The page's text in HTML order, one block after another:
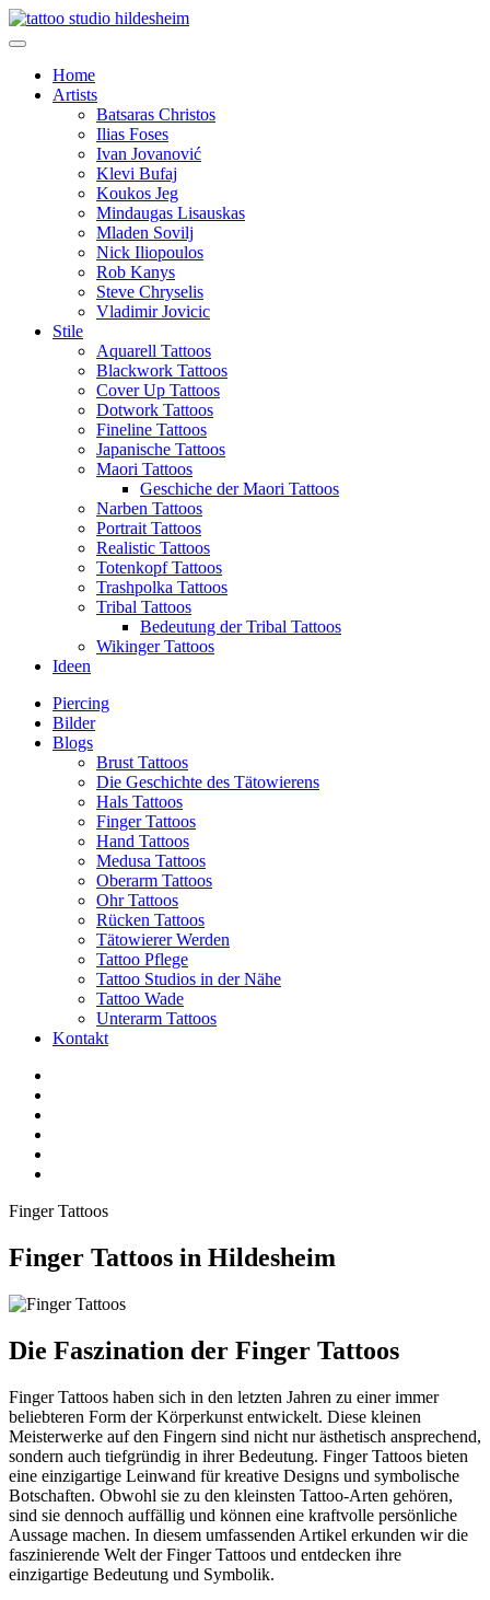
Home
Artists
Batsaras Christos
Ilias Foses
Ivan Jovanović
Klevi Bufaj
Koukos Jeg
Mindaugas Lisauskas
Mladen Sovilj
Nick Iliopoulos
Rob Kanys
Steve Chryselis
Vladimir Jovicic
Stile
Aquarell Tattoos
Blackwork Tattoos
Cover Up Tattoos
Dotwork Tattoos
Fineline Tattoos
Japanische Tattoos
Maori Tattoos
Geschiche der Maori Tattoos
Narben Tattoos
Portrait Tattoos
Realistic Tattoos
Totenkopf Tattoos
Trashpolka Tattoos
Tribal Tattoos
Bedeutung der Tribal Tattoos
Wikinger Tattoos
Ideen
Piercing
Bilder
Blogs
Brust Tattoos
Die Geschichte des Tätowierens
Hals Tattoos
Finger Tattoos
Hand Tattoos
Medusa Tattoos
Oberarm Tattoos
Ohr Tattoos
Rücken Tattoos
Tätowierer Werden
Tattoo Pflege
Tattoo Studios in der Nähe
Tattoo Wade
Unterarm Tattoos
Kontakt
Finger Tattoos
Finger Tattoos in Hildesheim
Die Faszination der Finger Tattoos
Finger Tattoos haben sich in den letzten Jahren zu einer immer
beliebteren Form der Körperkunst entwickelt. Diese kleinen
Meisterwerke auf den Fingern sind nicht nur ästhetisch ansprechend,
sondern auch tiefgründig in ihrer Bedeutung. Finger Tattoos bieten
eine einzigartige Leinwand für kreative Designs und symbolische
Botschaften. Obwohl sie zu den kleinsten Tattoo-Arten gehören,
sind sie dennoch auffällig und können eine kraftvolle persönliche
Aussage machen. In diesem umfassenden Artikel erkunden wir die
faszinierende Welt der Finger Tattoos und entdecken ihre
einzigartige Bedeutung und Symbolik.